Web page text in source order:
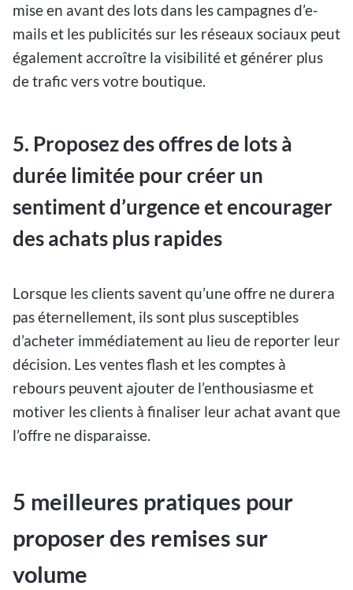
mise en avant des lots dans les campagnes d’e-
mails et les publicités sur les réseaux sociaux peut
également accroître la visibilité et générer plus
de trafic vers votre boutique.
5. Proposez des offres de lots à
durée limitée pour créer un
sentiment d’urgence et encourager
des achats plus rapides
Lorsque les clients savent qu’une offre ne durera
pas éternellement, ils sont plus susceptibles
d’acheter immédiatement au lieu de reporter leur
décision. Les ventes flash et les comptes à
rebours peuvent ajouter de l’enthousiasme et
motiver les clients à finaliser leur achat avant que
l’offre ne disparaisse.
5 meilleures pratiques pour
proposer des remises sur
volume